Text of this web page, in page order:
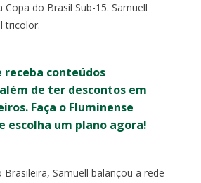
do Brasil Sub-15. Samuell
tricolor.
receba conteúdos
de ter descontos em
Faça o Fluminense
escolha um plano agora!
Brasileira, Samuell balançou a rede